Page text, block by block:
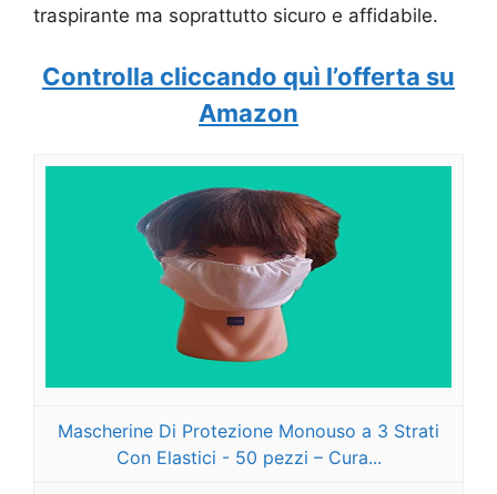
traspirante ma soprattutto sicuro e affidabile.
Controlla cliccando quì l’offerta su
Amazon
Mascherine Di Protezione Monouso a 3 Strati
Con Elastici - 50 pezzi – Cura...